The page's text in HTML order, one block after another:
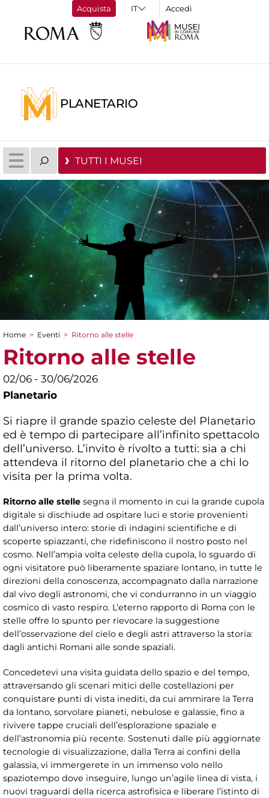
Acquista Accedi
PLANETARIO
TUTTI I MUSEI
Tu sei qui
Home > Eventi > Ritorno alle stelle
Ritorno alle stelle
02/06 - 30/06/2026
Planetario
Si riapre il grande spazio celeste del Planetario
ed è tempo di partecipare all’infinito spettacolo
dell’universo. L’invito è rivolto a tutti: sia a chi
attendeva il ritorno del planetario che a chi lo
visita per la prima volta.
Ritorno alle stelle segna il momento in cui la grande cupola
digitale si dischiude ad ospitare luci e storie provenienti
dall’universo intero: storie di indagini scientifiche e di
scoperte spiazzanti, che ridefiniscono il nostro posto nel
cosmo. Nell’ampia volta celeste della cupola, lo sguardo di
ogni visitatore può liberamente spaziare lontano, in tutte le
direzioni della conoscenza, accompagnato dalla narrazione
dal vivo degli astronomi, che vi condurranno in un viaggio
cosmico di vasto respiro. L’eterno rapporto di Roma con le
stelle offre lo spunto per rievocare la suggestione
dell’osservazione del cielo e degli astri attraverso la storia:
dagli antichi Romani alle sonde spaziali.
Concedetevi una visita guidata dello spazio e del tempo,
attraversando gli scenari mitici delle costellazioni per
conquistare punti di vista inediti, da cui ammirare la Terra
da lontano, sorvolare pianeti, nebulose e galassie, fino a
rivivere tappe cruciali dell’esplorazione spaziale e
dell’astronomia più recente. Sostenuti dalle più aggiornate
tecnologie di visualizzazione, dalla Terra ai confini della
galassia, vi immergerete in un immenso volo nello
spaziotempo dove inseguire, lungo un’agile linea di vista, i
nuovi traguardi della ricerca astrofisica e liberare l’istinto di